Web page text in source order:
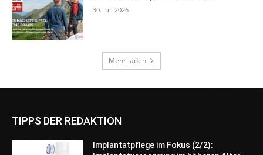
TIPPS DER REDAKTION
Implantatpflege im Fokus (2/2):